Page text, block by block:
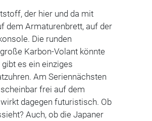
der hier und da mit
dem Armaturenbrett, auf der
Die runden
Karbon-Volant könnte
es ein einziges
Am Seriennächsten
frei auf dem
dagegen futuristisch. Ob
Auch, ob die Japaner